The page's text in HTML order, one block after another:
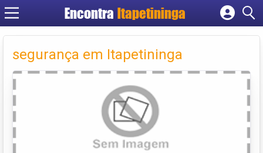
Encontra Itapetininga
Cadastrar empresa
Criar conta
segurança em Itapetininga